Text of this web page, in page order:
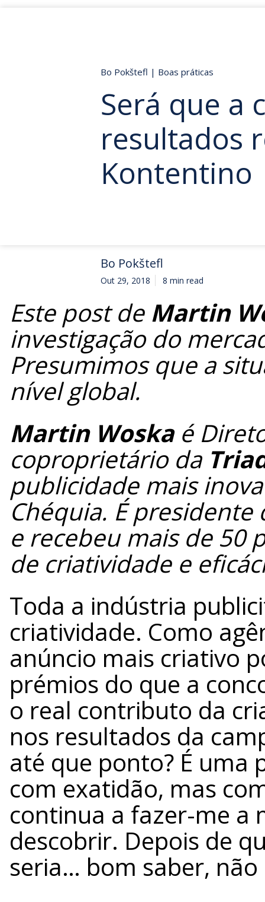
Bo Pokštefl | Boas práticas
Será que a
resultados
Kontentino
Bo Pokštefl
Out 29, 2018 8 min read
Este post de Martin
investigação do
Presumimos que a
nível global.
Martin Woskaé
coproprietário da
publicidade mais
Chéquia. É presidente
e recebeu mais de 50
de criatividade e
Toda a indústria
criatividade. Como
anúncio mais criativo
prémios do que a
o real contributo da
nos resultados da
até que ponto? É uma
com exatidão, mas
continua a fazer-me a
descobrir. Depois de
seria… bom saber, não